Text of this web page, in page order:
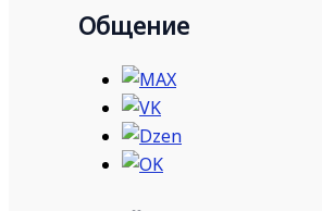
Общение